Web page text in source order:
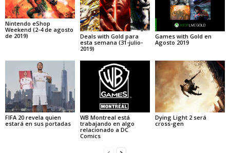
Nintendo eShop
Weekend (2-4 de agosto
de 2019)
Deals with Gold para
esta semana (31-julio-
2019)
Games with Gold en
Agosto 2019
FIFA 20 revela quien
estará en sus portadas
WB Montreal está
trabajando en algo
relacionado a DC
Comics
Dying Light 2 será
cross-gen